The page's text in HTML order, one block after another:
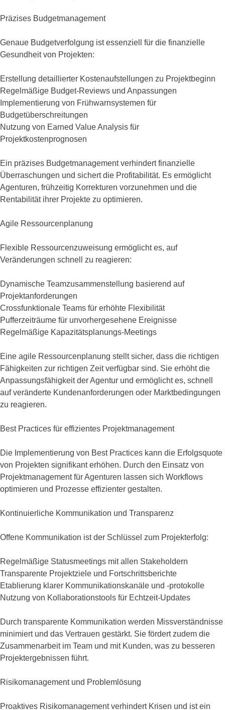
Präzises Budgetmanagement
Genaue Budgetverfolgung ist essenziell für die finanzielle
Gesundheit von Projekten:
Erstellung detaillierter Kostenaufstellungen zu Projektbeginn
Regelmäßige Budget-Reviews und Anpassungen
Implementierung von Frühwarnsystemen für
Budgetüberschreitungen
Nutzung von Earned Value Analysis für
Projektkostenprognosen
Ein präzises Budgetmanagement verhindert finanzielle
Überraschungen und sichert die Profitabilität. Es ermöglicht
Agenturen, frühzeitig Korrekturen vorzunehmen und die
Rentabilität ihrer Projekte zu optimieren.
Agile Ressourcenplanung
Flexible Ressourcenzuweisung ermöglicht es, auf
Veränderungen schnell zu reagieren:
Dynamische Teamzusammenstellung basierend auf
Projektanforderungen
Crossfunktionale Teams für erhöhte Flexibilität
Pufferzeiträume für unvorhergesehene Ereignisse
Regelmäßige Kapazitätsplanungs-Meetings
Eine agile Ressourcenplanung stellt sicher, dass die richtigen
Fähigkeiten zur richtigen Zeit verfügbar sind. Sie erhöht die
Anpassungsfähigkeit der Agentur und ermöglicht es, schnell
auf veränderte Kundenanforderungen oder Marktbedingungen
zu reagieren.
Best Practices für effizientes Projektmanagement
Die Implementierung von Best Practices kann die Erfolgsquote
von Projekten signifikant erhöhen. Durch den Einsatz von
Projektmanagement für Agenturen lassen sich Workflows
optimieren und Prozesse effizienter gestalten.
Kontinuierliche Kommunikation und Transparenz
Offene Kommunikation ist der Schlüssel zum Projekterfolg:
Regelmäßige Statusmeetings mit allen Stakeholdern
Transparente Projektziele und Fortschrittsberichte
Etablierung klarer Kommunikationskanäle und -protokolle
Nutzung von Kollaborationstools für Echtzeit-Updates
Durch transparente Kommunikation werden Missverständnisse
minimiert und das Vertrauen gestärkt. Sie fördert zudem die
Zusammenarbeit im Team und mit Kunden, was zu besseren
Projektergebnissen führt.
Risikomanagement und Problemlösung
Proaktives Risikomanagement verhindert Krisen und ist ein